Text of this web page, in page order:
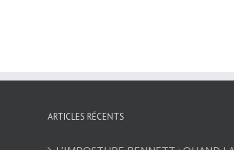
ARTICLES RÉCENTS